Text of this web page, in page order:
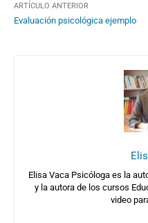
ARTÍCULO ANTERIOR
Evaluación psicológica ejemplo
Elisa Vaca Psicóloga es la
y la autora de los cursos
video